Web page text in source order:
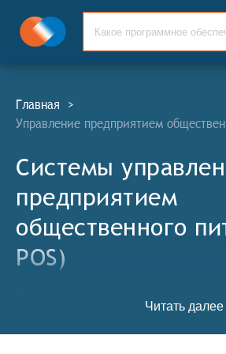
Главная >
Управление предприятием
Системы
предприятием
общественного
POS)
питания (СУТТОП, англ. Catering
Management Systems, C-POS) — это
Читать далее